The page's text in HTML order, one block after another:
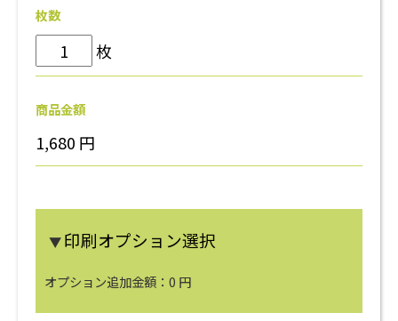
枚数
枚
商品金額
1,680 円
▼印刷オプション選択
オプション追加金額： 0 円